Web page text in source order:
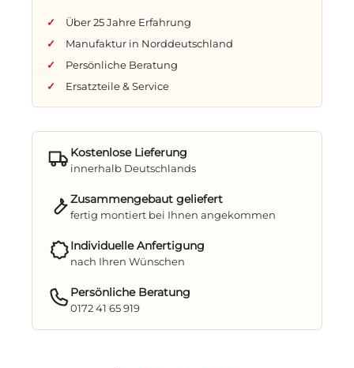
Setzen Sie die Segel für Erholung und Stil –
mit Yacht Stripes!
Über 25 Jahre Erfahrung
Manufaktur in Norddeutschland
Persönliche Beratung
Ersatzteile & Service
Kostenlose Lieferung
innerhalb Deutschlands
Zusammengebaut geliefert
fertig montiert bei Ihnen angekommen
Individuelle Anfertigung
nach Ihren Wünschen
Persönliche Beratung
0172 41 65 919